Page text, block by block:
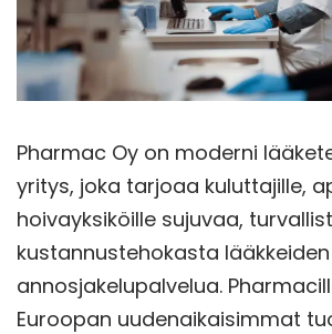
Pharmac Oy on moderni
yritys, joka tarjoaa kuluttajille,
hoivayksiköille sujuvaa,
kustannustehokasta lääkkeiden
annosjakelupalvelua.
Euroopan uudenaikaisimmat